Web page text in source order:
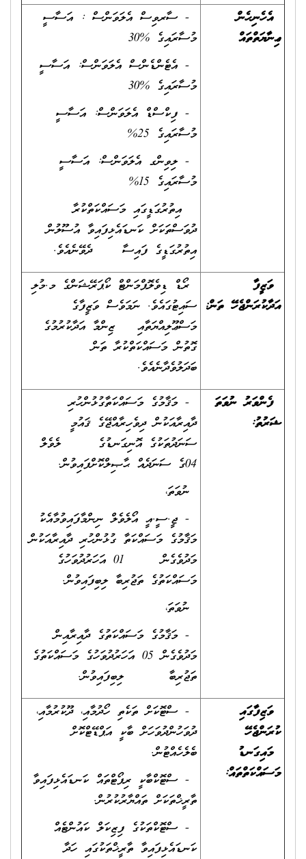
އެހެނިހެން
ޢިނާޔަތްތައް
- ސާރވިސް އެލަވަންސް : އަސާސީ
މުސާރައިގެ %30
- އެޓެންޑެންސް އެލަވަންސް: އަސާސީ
މުސާރައިގެ %30
- ފިކްސްޑް އެލަވަންސް: އަސާސީ
މުސާރައިގެ 25%
- ލިވިންގ އެލަވަންސް: އަސާސީ
މުސާރައިގެ 15%
އިތުރުގަޑީގައި މަސައްކަތްކުރާ
ދުވަސްތަކަށް ކަނޑައެޅިފައިވާ އުސޫލުން
އިތުރުގަޑީގެ ފައިސާ ދެވޭނެއެވެ.
ވަޒީފާ
އަދާކުރަންޖެހޭ ތަން:
ރޯޑް ޑިވެލޮޕްމަންޓް ކޯޕަރޭޝަންގެ މ.މުލި
ސައިޓުގައެވެ. ނަމަވެސް ވަޒީފާގެ
މަސްޢޫލިއްޔަތާއި ޒިންމާ އަދާކުރުމުގެ
ގޮތުން މަސައްކަތްކުރާ ތަން
ބަދަލުވެދާނެއެވެ.
ފެންވަރު ނުވަތަ
ޝަރުތު:
- މަޤާމުގެ މަސައްކަތާގުޅުންހުރި
ދާއިރާއަކުން ދިވެހިރާއްޖޭގެ ޤައުމީ
ސަނަދުތަކުގެ އޮނިގަނޑުގެ ލެވެލް
04ގެ ސަނަދެއް ޙާޞިލްކޮށްފައިވުން.
ނުވަތަ،
- ޖީ.ސީ.އީ އޯލެވެލް ނިންމާފައިވުމާއެކު
މަޤާމުގެ މަސައްކަތާ ގުޅުންހުރި ދާއިރާއަކުން
މަދުވެގެން 01 އަހަރުދުވަހުގެ
މަސައްކަތުގެ ތަޖުރިބާ ލިބިފައިވުން.
ނުވަތަ،
- މަޤާމުގެ މަސައްކަތުގެ ދާއިރާއިން
މަދުވެގެން 05 އަހަރުދުވަހުގެ މަސައްކަތުގެ
ތަޖުރިބާ ލިބިފައިވުން.
ވަޒިފާގައި
ކުރަންޖެހޭ
މައިގަނޑު
މަސައްކަތްތައް:
- ސްޓޮކަށް ތަކެތި ހޯދުމާއި، ދޫކުރުމާއި،
ދުވަހުންދުވަހަށް ބާކީ އަޕްޑޭޓްކޮށް
ބެލެހެއްޓުން.
- ސްޓޮކްބާކީ ރިޕޯޓްތައް ކަނޑައެޅިފައިވާ
ތާރީޚްތަކަށް ތައްޔާރުކުރުން.
- ސްޓޮކްތަކުގެ ފިޒިކަލް ކައުންޓެއް
ކަނޑައެޅިފައިވާ ތާރީޚްތަކުގައި ހަދާ